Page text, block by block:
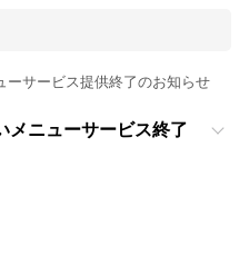
ーサービス提供終了のお知らせ
メニューサービス終了